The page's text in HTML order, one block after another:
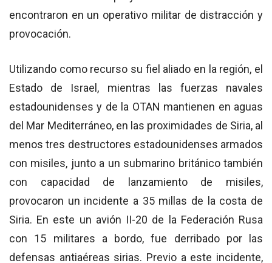
encontraron en un operativo militar de distracción y
provocación.
Utilizando como recurso su fiel aliado en la región, el
Estado de Israel, mientras las fuerzas navales
estadounidenses y de la OTAN mantienen en aguas
del Mar Mediterráneo, en las proximidades de Siria, al
menos tres destructores estadounidenses armados
con misiles, junto a un submarino británico también
con capacidad de lanzamiento de misiles,
provocaron un incidente a 35 millas de la costa de
Siria. En este un avión II-20 de la Federación Rusa
con 15 militares a bordo, fue derribado por las
defensas antiaéreas sirias. Previo a este incidente,